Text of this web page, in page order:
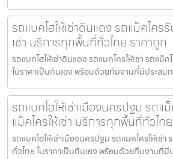
รถแบคโฮให้เช่าดินแดง รถแม็คโคร
เช่า บริการทุกพื้นที่ทั่วไทย ราคาถูก
รถแบคโฮให้เช่าดินแดง รถแมคโครให้เช่า รถแม็
ในราคาเป็นกันเอง พร้อมด้วยทีมงานที่มีประสบ
รถแบคโฮให้เช่าเมืองนครปฐม รถแ
แม็คโครให้เช่า บริการทุกพื้นที่ทั่วไท
รถแบคโฮให้เช่าเมืองนครปฐม รถแมคโครให้เช่า
ทั่วไทย ในราคาเป็นกันเอง พร้อมด้วยทีมงานที่